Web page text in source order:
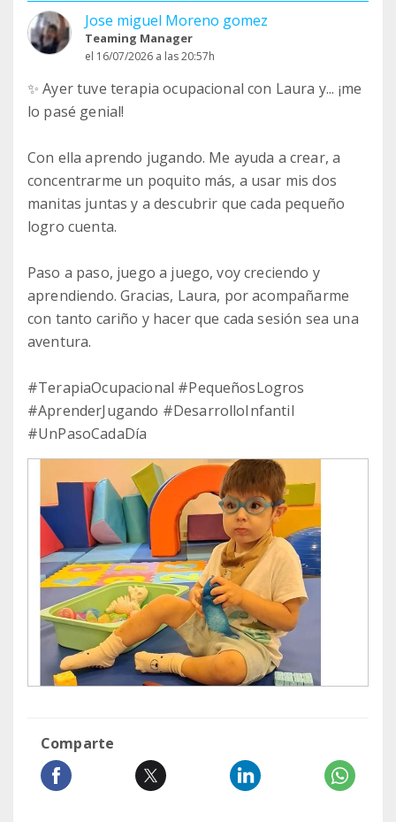
Jose miguel Moreno gomez
Teaming Manager
el 16/07/2026 a las 20:57h
✨ Ayer tuve terapia ocupacional con Laura y... ¡me
lo pasé genial!
Con ella aprendo jugando. Me ayuda a crear, a
concentrarme un poquito más, a usar mis dos
manitas juntas y a descubrir que cada pequeño
logro cuenta.
Paso a paso, juego a juego, voy creciendo y
aprendiendo. Gracias, Laura, por acompañarme
con tanto cariño y hacer que cada sesión sea una
aventura.
#TerapiaOcupacional #PequeñosLogros
#AprenderJugando #DesarrolloInfantil
#UnPasoCadaDía
Comparte